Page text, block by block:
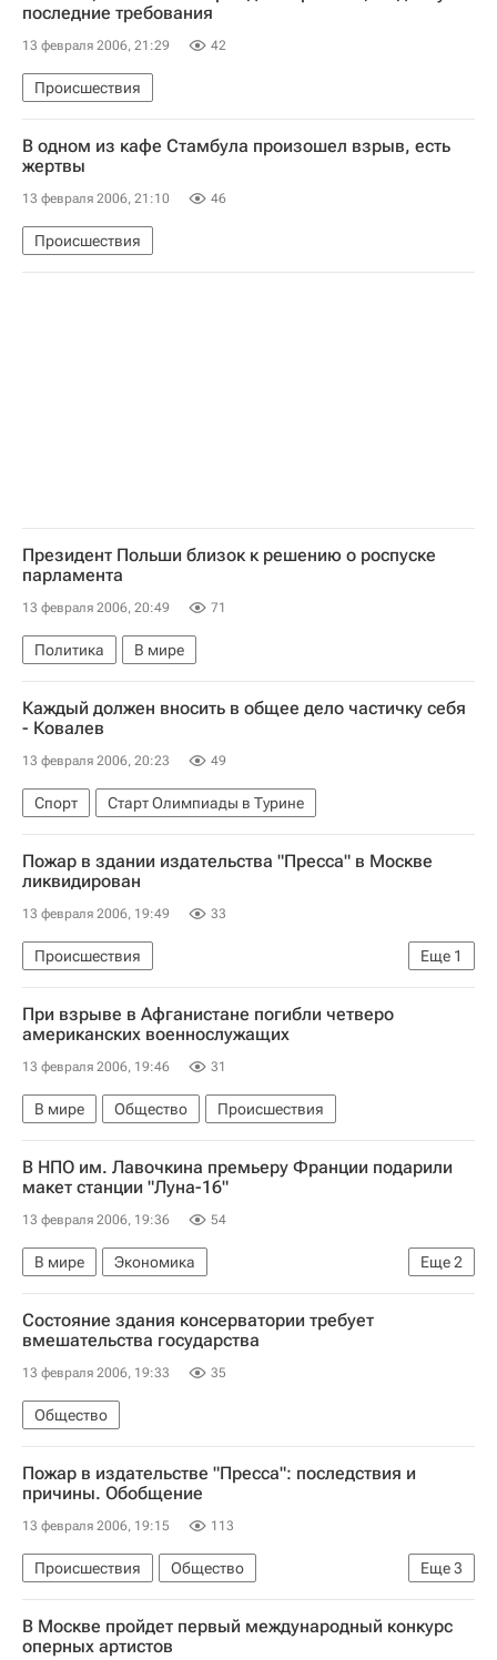
последние требования
13 февраля 2006, 21:29 42
Происшествия
В одном из кафе Стамбула произошел взрыв, есть
жертвы
13 февраля 2006, 21:10 46
Происшествия
Президент Польши близок к решению о роспуске
парламента
13 февраля 2006, 20:49 71
Политика В мире
Каждый должен вносить в общее дело частичку себя
- Ковалев
13 февраля 2006, 20:23 49
Спорт Старт Олимпиады в Турине
Пожар в здании издательства "Пресса" в Москве
ликвидирован
13 февраля 2006, 19:49 33
Еще 1
Происшествия
Пожар в здании издательства "Пресса" в Москве
При взрыве в Афганистане погибли четверо
американских военнослужащих
13 февраля 2006, 19:46 31
В мире Общество Происшествия
В НПО им. Лавочкина премьеру Франции подарили
макет станции "Луна-16"
13 февраля 2006, 19:36 54
Еще2
В мире
Экономика
Новости компаний - Экономика
Общество
Состояние здания консерватории требует
вмешательства государства
13 февраля 2006, 19:33 35
Общество
Пожар в издательстве "Пресса": последствия и
причины. Обобщение
13 февраля 2006, 19:15 113
Еще3
Происшествия
Общество
Пожар в здании издательства "Пресса" в Москве
Расследование пожара в московском издательстве "Пресса"
В Москве пройдет первый международный конкурс
оперных артистов